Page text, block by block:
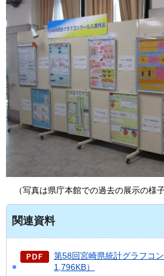
（写真は県庁本館での過去の展示の様子
関連資料
第58回宮崎県統計グラフコ
1,796KB）